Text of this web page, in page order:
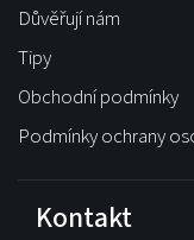
Důvěřují nám
Tipy
Obchodní podmínky
Podmínky ochrany
Kontakt